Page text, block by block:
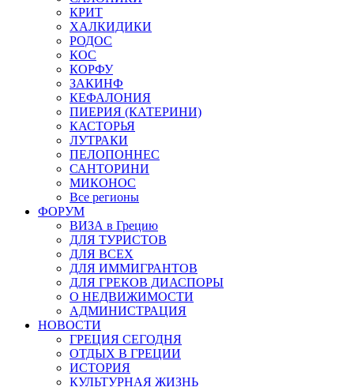
КРИТ
ХАЛКИДИКИ
РОДОС
КОС
КОРФУ
ЗАКИНФ
КЕФАЛОНИЯ
ПИЕРИЯ (КАТЕРИНИ)
КАСТОРЬЯ
ЛУТРАКИ
ПЕЛОПОННЕС
САНТОРИНИ
МИКОНОС
Все регионы
ФОРУМ
ВИЗА в Грецию
ДЛЯ ТУРИСТОВ
ДЛЯ ВСЕХ
ДЛЯ ИММИГРАНТОВ
ДЛЯ ГРЕКОВ ДИАСПОРЫ
О НЕДВИЖИМОСТИ
АДМИНИСТРАЦИЯ
НОВОСТИ
ГРЕЦИЯ СЕГОДНЯ
ОТДЫХ В ГРЕЦИИ
ИСТОРИЯ
КУЛЬТУРНАЯ ЖИЗНЬ